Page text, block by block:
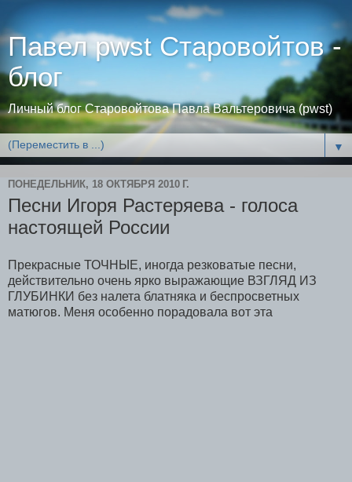
Павел pwst Старовойтов -
блог
Личный блог Старовойтова Павла Вальтеровича (pwst)
▼
ПОНЕДЕЛЬНИК, 18 ОКТЯБРЯ 2010 Г.
Песни Игоря Растеряева - голоса
настоящей России
Прекрасные ТОЧНЫЕ, иногда резковатые песни,
действительно очень ярко выражающие ВЗГЛЯД ИЗ
ГЛУБИНКИ без налета блатняка и беспросветных
матюгов. Меня особенно порадовала вот эта